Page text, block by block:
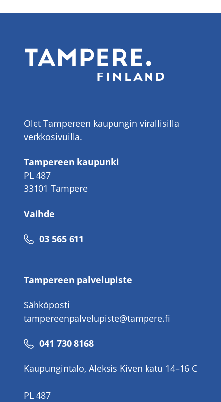
Olet Tampereen kaupungin virallisilla
verkkosivuilla.
Tampereen kaupunki
PL 487
33101 Tampere
Vaihde
Puhelinnumero
03 565 611
Tampereen palvelupiste
Sähköposti
tampereenpalvelupiste@tampere.fi
Puhelinnumero
041 730 8168
Kaupungintalo, Aleksis Kiven katu 14–16 C
PL 487